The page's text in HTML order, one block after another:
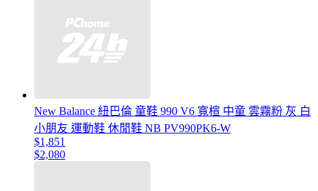
New Balance 紐巴倫 童鞋 990 V6 寬楦 中童 雲霧粉 灰 白
小朋友 運動鞋 休閒鞋 NB PV990PK6-W
$1,851
$2,080